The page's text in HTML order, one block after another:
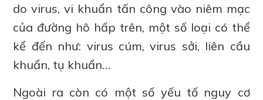
do virus, vi khuẩn tấn công vào niêm mạc
của đường hô hấp trên, một số loại có thể
kể đến như: virus cúm, virus sởi, liên cầu
khuẩn, tụ khuẩn…
Ngoài ra còn có một số yếu tố nguy cơ